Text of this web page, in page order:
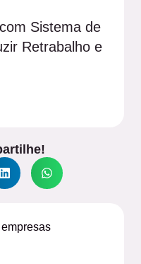
Sistema de
Retrabalho e